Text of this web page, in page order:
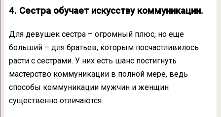
4. Сестра обучает искусству коммуникации.
Для девушек сестра – огромный плюс, но еще
больший – для братьев, которым посчастливилось
расти с сестрами. У них есть шанс постигнуть
мастерство коммуникации в полной мере, ведь
способы коммуникации мужчин и женщин
существенно отличаются.